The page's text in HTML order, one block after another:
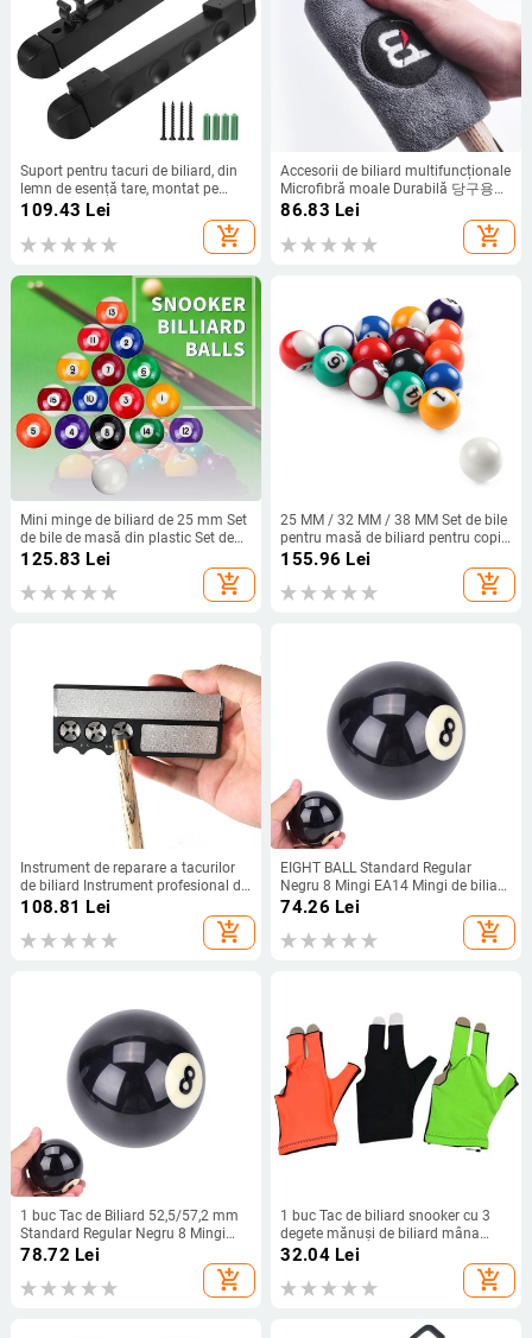
Suport pentru tacuri de biliard, din
lemn de esență tare, montat pe
perete, cu 4 găuri, Suport pentru
tacuri de biliard, 6 agrafe, accesorii
pentru suport pentru suport de
109.43 Lei
add_shopping_cart
Accesorii de biliard multifuncționale
Microfibră moale Durabilă 당구용품
Curăţare tac de biliard TY Prosop
Lavetă Kit de îngrijire Instrument de
întreţinere
86.83 Lei
add_shopping_cart
Mini minge de biliard de 25 mm Set
de bile de masă din plastic Set de
biliard pentru copii Set complet de
snooker portabil și accesorii de
biliard Jucării pentru copii
125.83 Lei
add_shopping_cart
25 MM / 32 MM / 38 MM Set de bile
pentru masă de biliard pentru copii
Set complet de bile de biliard mici
155.96 Lei
add_shopping_cart
Instrument de reparare a tacurilor
de biliard Instrument profesional de
schimbare a vârfurilor Instrument
Accesorii pentru biliard
108.81 Lei
add_shopping_cart
EIGHT BALL Standard Regular
Negru 8 Mingi EA14 Mingi de biliard
#8 Schimb de bile de biliard
74.26 Lei
add_shopping_cart
1 buc Tac de Biliard 52,5/57,2 mm
Standard Regular Negru 8 Mingi
Snooker de schimb Exercițiu de
78.72 Lei
add_shopping_cart
1 buc Tac de biliard snooker cu 3
degete mănuși de biliard mâna
stângă deschisă bărbați femei
respirabil anti-alunecare mănuși de
biliard accesoriu
32.04Lei
add_shopping_cart